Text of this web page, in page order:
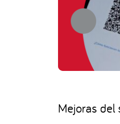
Mejoras del